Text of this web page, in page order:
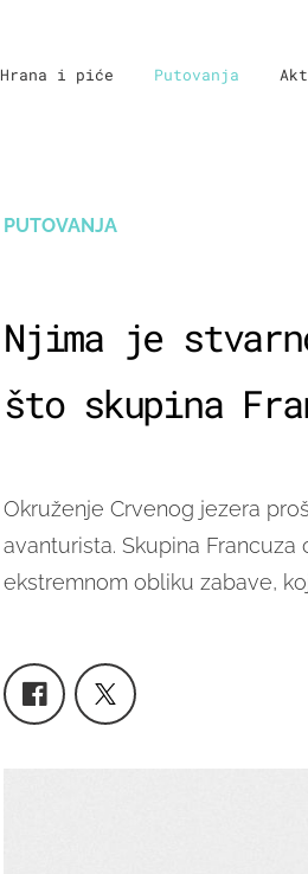
Hrana i piće Putovanja
PUTOVANJA
Njima je
što skupina
Okruženje Crvenog jezera
avanturista. Skupina
ekstremnom obliku zabave,